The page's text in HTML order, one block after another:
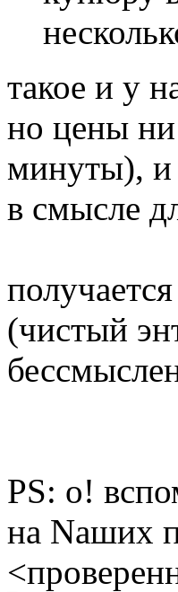
такое и у
но цены ни
минуты),
в смысле
(чистый
PS: о!
на Nаших